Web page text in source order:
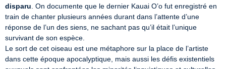
disparu . On documente que le dernier Kauai O’o fut enregistré en
train de chanter plusieurs années durant dans l’attente d’une
réponse de l’un des siens, ne sachant pas qu’il était l’unique
survivant de son espèce.
Le sort de cet oiseau est une métaphore sur la place de l’artiste
dans cette époque apocalyptique, mais aussi les défis existentiels